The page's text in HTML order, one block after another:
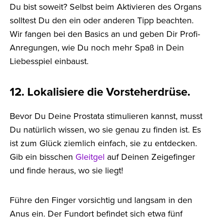
Du bist soweit? Selbst beim Aktivieren des Organs
solltest Du den ein oder anderen Tipp beachten.
Wir fangen bei den Basics an und geben Dir Profi-
Anregungen, wie Du noch mehr Spaß in Dein
Liebesspiel einbaust.
12. Lokalisiere die Vorsteherdrüse.
Bevor Du Deine Prostata stimulieren kannst, musst
Du natürlich wissen, wo sie genau zu finden ist. Es
ist zum Glück ziemlich einfach, sie zu entdecken.
Gib ein bisschen Gleitgel auf Deinen Zeigefinger
und finde heraus, wo sie liegt!
Führe den Finger vorsichtig und langsam in den
Anus ein. Der Fundort befindet sich etwa fünf